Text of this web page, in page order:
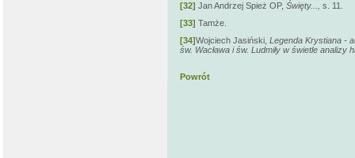
[32] Jan Andrzej Spież OP, Święty...,
s. 11.
[33] Tamże.
[34]Wojciech Jasiński, Legenda Krystiana -
św. Wacława i św. Ludmiły w świetle analizy
Powrót